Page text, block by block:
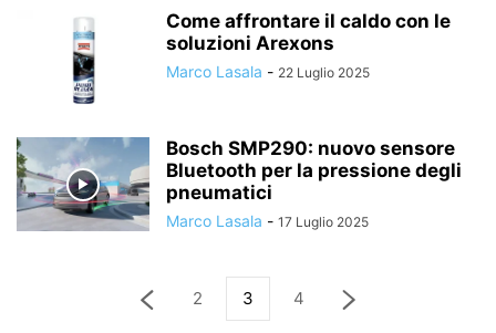
Come affrontare il caldo con le
soluzioni Arexons
Marco Lasala - 22 Luglio 2025
Bosch SMP290: nuovo sensore
Bluetooth per la pressione degli
pneumatici
Marco Lasala - 17 Luglio 2025
2 3 4